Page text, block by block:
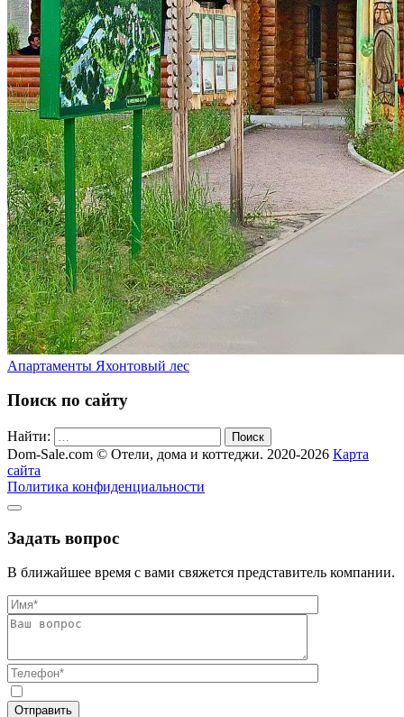
Апартаменты Яхонтовый лес
Поиск по сайту
Найти: Поиск
Dom-Sale.com © Отели, дома и коттеджи. 2020-2026 Карта
сайта
Политика конфиденциальности
Задать вопрос
В ближайшее время с вами свяжется представитель компании.